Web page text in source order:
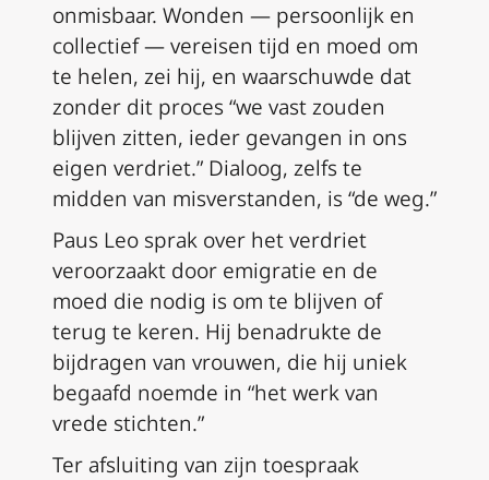
onmisbaar. Wonden — persoonlijk en
collectief — vereisen tijd en moed om
te helen, zei hij, en waarschuwde dat
zonder dit proces “we vast zouden
blijven zitten, ieder gevangen in ons
eigen verdriet.” Dialoog, zelfs te
midden van misverstanden, is “de weg.”
Paus Leo sprak over het verdriet
veroorzaakt door emigratie en de
moed die nodig is om te blijven of
terug te keren. Hij benadrukte de
bijdragen van vrouwen, die hij uniek
begaafd noemde in “het werk van
vrede stichten.”
Ter afsluiting van zijn toespraak